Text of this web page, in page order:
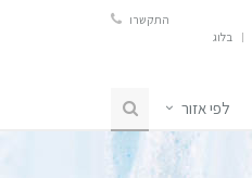
התקשרו
בלוג
לפי אזור